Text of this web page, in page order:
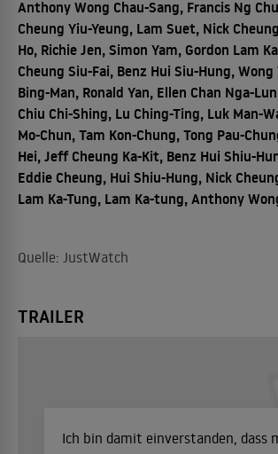
Anthony Wong Chau-Sang, Francis Ng
Cheung Yiu-Yeung, Lam Suet, Nick
Ho, Richie Jen, Simon Yam, Gordon Lam
Cheung Siu-Fai, Benz Hui Siu-Hung, Wong
Bing-Man, Ronald Yan, Ellen Chan Nga-
Chiu Chi-Shing, Lu Ching-Ting, Luk Man-
Mo-Chun, Tam Kon-Chung, Tong Pau-
Hei, Jeff Cheung Ka-Kit, Benz Hui Shiu-
Eddie Cheung, Hui Shiu-Hung, Nick
Lam Ka-Tung, Lam Ka-tung, Anthony
Quelle: JustWatch
TRAILER
Ich bin damit einverstanden, dass